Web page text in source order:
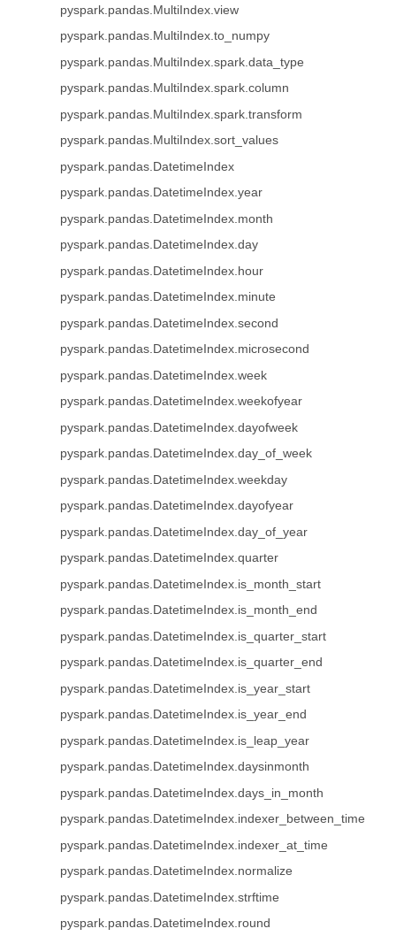
pyspark.pandas.MultiIndex.view
pyspark.pandas.MultiIndex.to_numpy
pyspark.pandas.MultiIndex.spark.data_type
pyspark.pandas.MultiIndex.spark.column
pyspark.pandas.MultiIndex.spark.transform
pyspark.pandas.MultiIndex.sort_values
pyspark.pandas.DatetimeIndex
pyspark.pandas.DatetimeIndex.year
pyspark.pandas.DatetimeIndex.month
pyspark.pandas.DatetimeIndex.day
pyspark.pandas.DatetimeIndex.hour
pyspark.pandas.DatetimeIndex.minute
pyspark.pandas.DatetimeIndex.second
pyspark.pandas.DatetimeIndex.microsecond
pyspark.pandas.DatetimeIndex.week
pyspark.pandas.DatetimeIndex.weekofyear
pyspark.pandas.DatetimeIndex.dayofweek
pyspark.pandas.DatetimeIndex.day_of_week
pyspark.pandas.DatetimeIndex.weekday
pyspark.pandas.DatetimeIndex.dayofyear
pyspark.pandas.DatetimeIndex.day_of_year
pyspark.pandas.DatetimeIndex.quarter
pyspark.pandas.DatetimeIndex.is_month_start
pyspark.pandas.DatetimeIndex.is_month_end
pyspark.pandas.DatetimeIndex.is_quarter_start
pyspark.pandas.DatetimeIndex.is_quarter_end
pyspark.pandas.DatetimeIndex.is_year_start
pyspark.pandas.DatetimeIndex.is_year_end
pyspark.pandas.DatetimeIndex.is_leap_year
pyspark.pandas.DatetimeIndex.daysinmonth
pyspark.pandas.DatetimeIndex.days_in_month
pyspark.pandas.DatetimeIndex.indexer_between_time
pyspark.pandas.DatetimeIndex.indexer_at_time
pyspark.pandas.DatetimeIndex.normalize
pyspark.pandas.DatetimeIndex.strftime
pyspark.pandas.DatetimeIndex.round